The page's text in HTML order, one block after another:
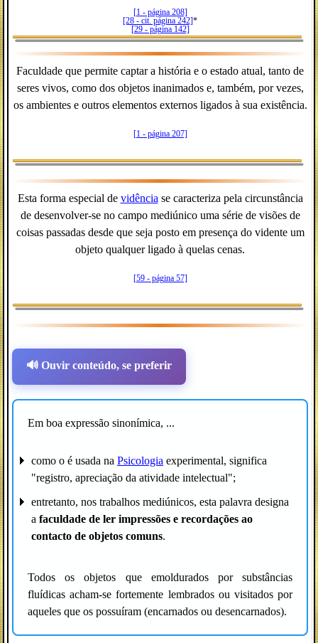
[1 - página 208]
[28 - cit. página 242]*
[29 - página 142]
Faculdade que permite captar a história e o estado atual, tanto de
seres vivos, como dos objetos inanimados e, também, por vezes,
os ambientes e outros elementos externos ligados à sua existência.
[1 - página 207]
Esta forma especial de vidência se caracteriza pela circunstância
de desenvolver-se no campo mediúnico uma série de visões de
coisas passadas desde que seja posto em presença do vidente um
objeto qualquer ligado à quelas cenas.
[59 - página 57]
🔊 Ouvir conteúdo, se preferir
Em boa expressão sinonímica, ...
como o é usada na Psicologia experimental, significa
"registro, apreciação da atividade intelectual";
entretanto, nos trabalhos mediúnicos, esta palavra designa
a faculdade de ler impressões e recordações ao
contacto de objetos comuns.
Todos os objetos que emoldurados por substâncias
fluídicas acham-se fortemente lembrados ou visitados por
aqueles que os possuíram (encarnados ou desencarnados).